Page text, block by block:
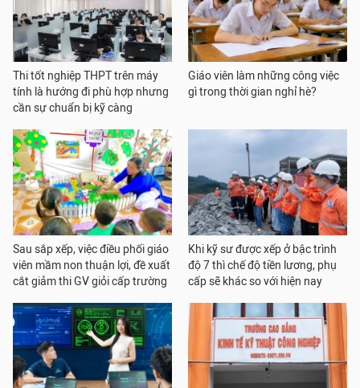
Thi tốt nghiệp THPT trên máy
tính là hướng đi phù hợp nhưng
cần sự chuẩn bị kỹ càng
Giáo viên làm những công việc
gì trong thời gian nghỉ hè?
Sau sắp xếp, việc điều phối giáo
viên mầm non thuận lợi, đề xuất
cắt giảm thi GV giỏi cấp trường
Khi kỹ sư được xếp ở bậc trình
độ 7 thì chế độ tiền lương, phụ
cấp sẽ khác so với hiện nay